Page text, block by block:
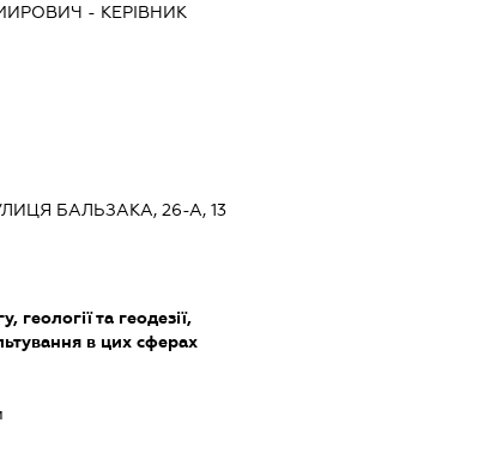
- КЕРІВНИК
БАЛЬЗАКА, 26-А, 13
геології та геодезії,
в цих сферах